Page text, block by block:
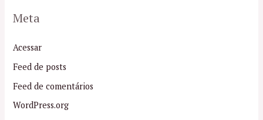
Meta
Acessar
Feed de posts
Feed de comentários
WordPress.org